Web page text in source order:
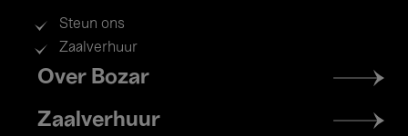
Steun ons
Zaalverhuur
Footer
menu
Over Bozar
Zaalverhuur